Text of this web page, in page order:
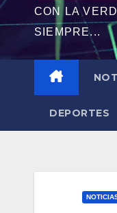
CON LA
SIEMPRE...
DEPORTES